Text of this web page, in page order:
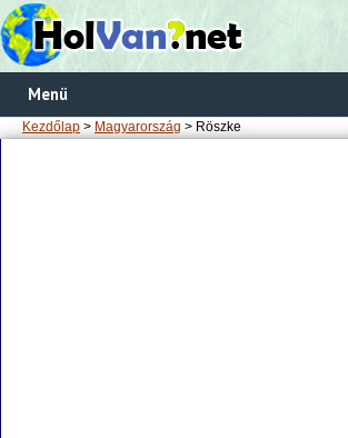
Menü
Kezdőlap > Magyarország > Röszke